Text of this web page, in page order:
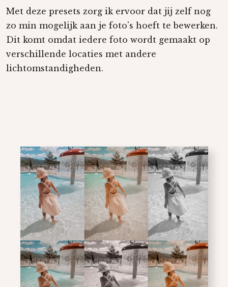
Met deze presets zorg ik ervoor dat jij zelf nog
zo min mogelijk aan je foto's hoeft te bewerken.
Dit komt omdat iedere foto wordt gemaakt op
verschillende locaties met andere
lichtomstandigheden.